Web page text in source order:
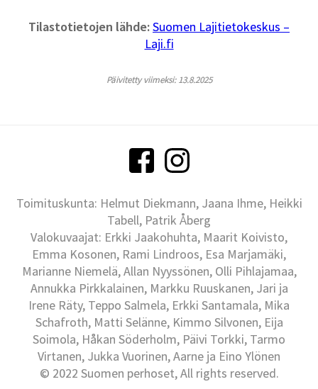
Tilastotietojen lähde:Suomen Lajitietokeskus –
Laji.fi
Päivitetty viimeksi: 13.8.2025
Toimituskunta: Helmut Diekmann, Jaana Ihme, Heikki
Tabell, Patrik Åberg
Valokuvaajat: Erkki Jaakohuhta, Maarit Koivisto,
Emma Kosonen, Rami Lindroos, Esa Marjamäki,
Marianne Niemelä, Allan Nyyssönen, Olli Pihlajamaa,
Annukka Pirkkalainen, Markku Ruuskanen, Jari ja
Irene Räty, Teppo Salmela, Erkki Santamala, Mika
Schafroth, Matti Selänne, Kimmo Silvonen, Eija
Soimola, Håkan Söderholm, Päivi Torkki, Tarmo
Virtanen, Jukka Vuorinen, Aarne ja Eino Ylönen
© 2022 Suomen perhoset, All rights reserved.